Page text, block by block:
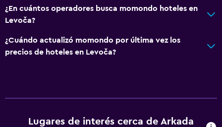
¿En cuántos operadores busca momondo hoteles en
Levoča?
¿Cuándo actualizó momondo por última vez los
precios de hoteles en Levoča?
Lugares de interés cerca de Arkada